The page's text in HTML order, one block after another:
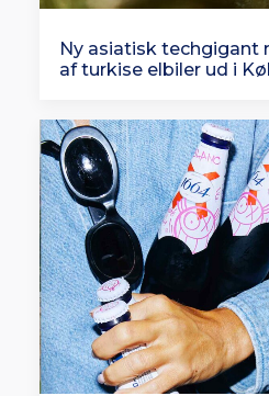
Ny asiatisk techgigant
af turkise elbiler ud i